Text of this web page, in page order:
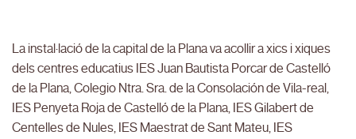
La instal·lació de la capital de la Plana va acollir a xics i xiques
dels centres educatius IES Juan Bautista Porcar de Castelló
de la Plana, Colegio Ntra. Sra. de la Consolación de Vila-real,
IES Penyeta Roja de Castelló de la Plana, IES Gilabert de
Centelles de Nules, IES Maestrat de Sant Mateu, IES